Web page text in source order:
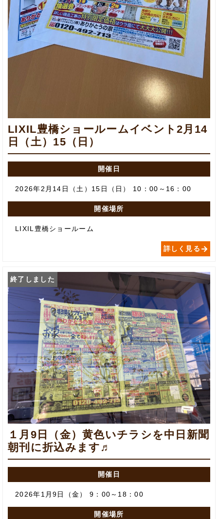
LIXIL豊橋ショールームイベント2月14
日（土）15（日）
開催日
2026年2月14日（土）15日（日） 10：00～16：00
開催場所
LIXIL豊橋ショールーム
詳しく見る
１月9日（金）黄色いチラシを中日新聞
朝刊に折込みます♬
開催日
2026年1月9日（金） 9：00～18：00
開催場所
終了しました